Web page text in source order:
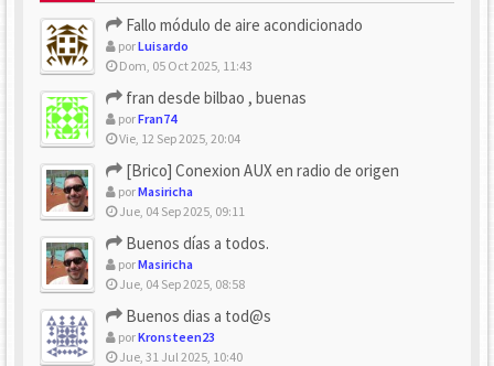
Fallo módulo de aire acondicionado
porLuisardo
Dom, 05 Oct 2025, 11:43
fran desde bilbao , buenas
porFran74
Vie, 12 Sep 2025, 20:04
[Brico] Conexion AUX en radio de origen
porMasiricha
Jue, 04 Sep 2025, 09:11
Buenos días a todos.
porMasiricha
Jue, 04 Sep 2025, 08:58
Buenos dias a tod@s
porKronsteen23
Jue, 31 Jul 2025, 10:40